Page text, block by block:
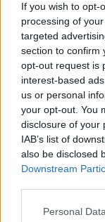
If you wish to opt-
processing of
targeted
section to confirm
opt-out request is
interest-based
us or personal
your opt-out. You
disclosure of your
IAB’s list of
also be disclosed
Downstream
Please note that
Personal
alapvetően
a 18-30 év
ingyen
hallgatók
színikritikától
szinopszisírásig.
Várjuk tehát a
István és